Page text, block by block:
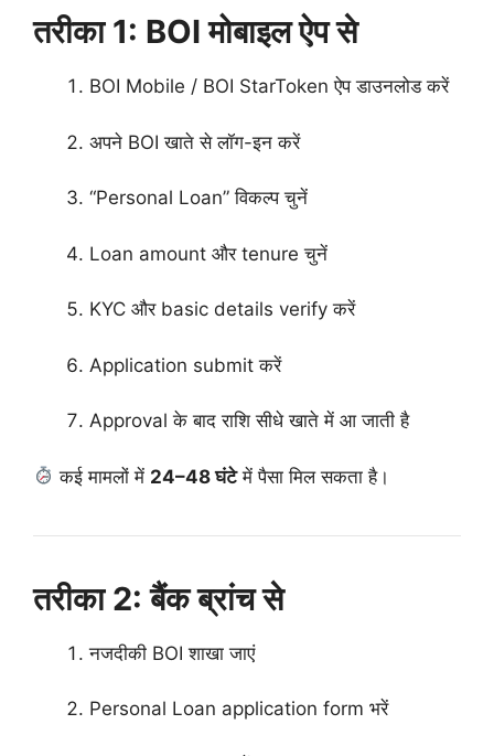
तरीका 1: BOI मोबाइल ऐप से
BOI Mobile / BOI StarToken ऐप डाउनलोड करें
अपने BOI खाते से लॉग-इन करें
“Personal Loan” विकल्प चुनें
Loan amount और tenure चुनें
KYC और basic details verify करें
Application submit करें
Approval के बाद राशि सीधे खाते में आ जाती है
कई मामलों में 24–48 घंटेमें पैसा मिल सकता है।
तरीका 2: बैंक ब्रांच से
नजदीकी BOI शाखा जाएं
Personal Loan application form भरें